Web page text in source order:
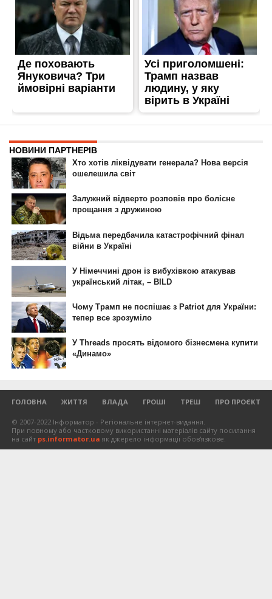
ГОЛОВНА ЖИТТЯ ВЛАДА ГРОШІ ТРЕШ ПРО ПРОЄКТ
© 2007-2022 Інформатор - Регіональне інтернет-видання.
При повному або частковому використанні матеріалів сайту посилання
на сайт ps.informator.ua як джерело інформації обов'язкове.